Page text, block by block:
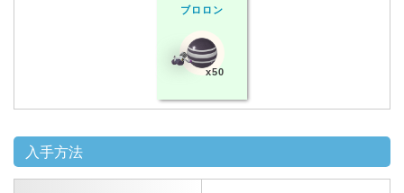
ブロロン
x50
入手方法